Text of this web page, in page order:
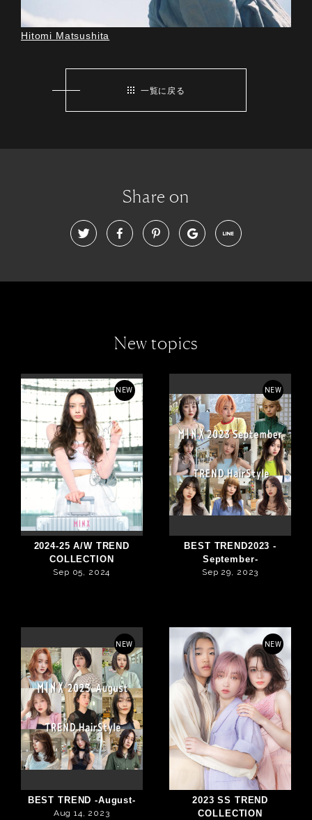
Hitomi Matsushita
一覧に戻る
Share on
New topics
NEW
2024-25 A/W TREND
COLLECTION
Sep 05, 2024
NEW
BEST TREND2023 -
September-
Sep 29, 2023
NEW
BEST TREND -August-
Aug 14, 2023
NEW
2023 SS TREND
COLLECTION